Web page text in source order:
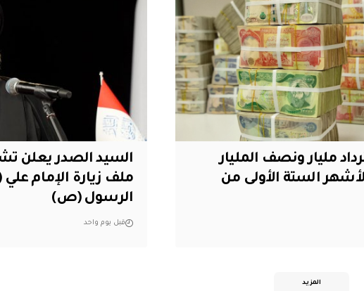
مليار ونصف المليار
الستة الأولى من
السيد الصدر يعلن
ملف زيارة الإمام
الرسول (ص)
قبل يوم واحد
المزيد